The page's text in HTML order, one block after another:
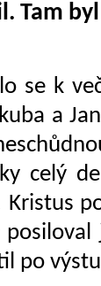
Tam
se k
a
ce­lý
Kristus
po